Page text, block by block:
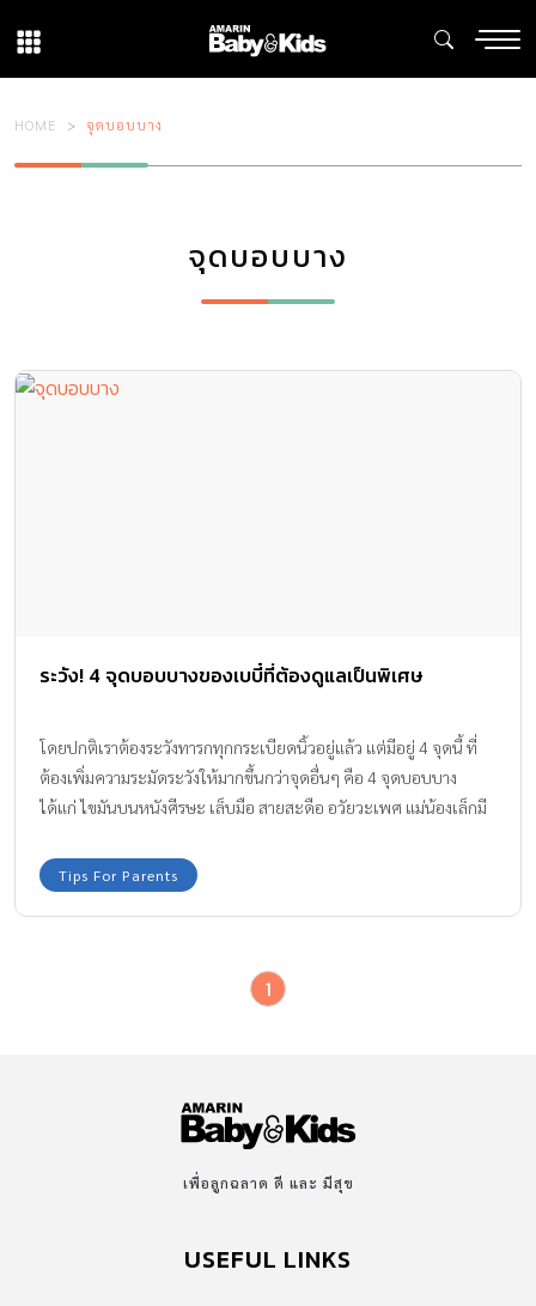
HOME จุดบอบบาง
จุดบอบบาง
ระวัง! 4 จุดบอบบางของเบบี๋ที่ต้องดูแลเป็นพิเศษ
โดยปกติเราต้องระวังทารกทุกกระเบียดนิ้วอยู่แล้ว แต่มีอยู่ 4 จุดนี้ ที่
ต้องเพิ่มความระมัดระวังให้มากขึ้นกว่าจุดอื่นๆ คือ 4 จุดบอบบาง
ได้แก่ ไขมันบนหนังศีรษะ เล็บมือ สายสะดือ อวัยวะเพศ แม่น้องเล็กมี
Tips For Parents
1
เพื่อลูกฉลาด ดี และ มีสุข
USEFUL LINKS